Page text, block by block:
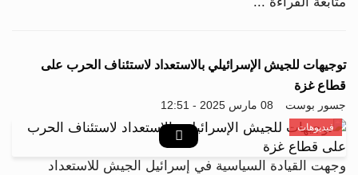
توجيهات للجيش الإسرائيلي بالاستعداد لاستئناف الحرب على
قطاع غزة
جسور بوست 08 مارس 2025 - 12:51
فيديوهات
وجهت القيادة السياسية في إسرائيل الجيش للاستعداد